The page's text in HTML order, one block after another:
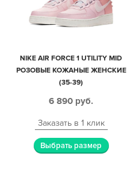
NIKE AIR FORCE 1 UTILITY MID
РОЗОВЫЕ КОЖАНЫЕ ЖЕНСКИЕ
(35-39)
6 890 руб.
Заказать в 1 клик
Выбрать размер